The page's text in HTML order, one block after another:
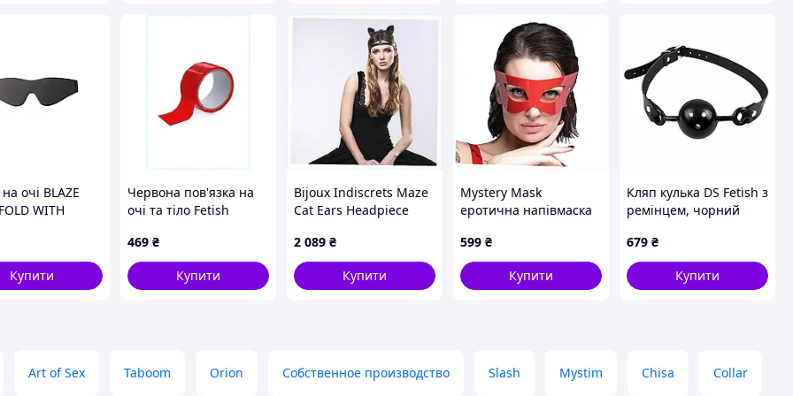
у підпорядкованому стані без
розміру зап'ясть і щиколоток.
у БДСМ:
чудово доповнить
слово для максимально
очі BLAZE
WITH
секс-
Купити
Червона пов'язка на
очі та тіло Fetish
1E26663H6
469 ₴
Купити
Bijoux Indiscrets Maze
Cat Ears Headpiece
11195M11M
2 089 ₴
Купити
Mystery Mask
еротична напівмаска
червона 87512A5B3
599 ₴
Купити
Кляп кулька DS Fetish з
ремінцем, чорний
679 ₴
Купити
Art of Sex Taboom Orion Собственное производство Slash Mystim Chisa Collar